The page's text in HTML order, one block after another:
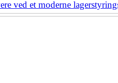
ved et moderne